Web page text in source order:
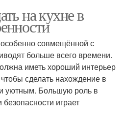
на кухне в
особенно совмещённой с
больше всего времени.
иметь хороший интерьер
сделать нахождение в
уютным. Большую роль в
играет